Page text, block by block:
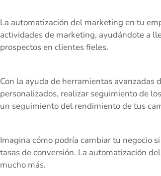
La automatización del marketing en tu
actividades de marketing, ayudándote a
prospectos en clientes fieles.
Con la ayuda de herramientas avanzadas
personalizados, realizar seguimiento de
un seguimiento del rendimiento de tus
Imagina cómo podría cambiar tu negocio
tasas de conversión. La automatización
mucho más.